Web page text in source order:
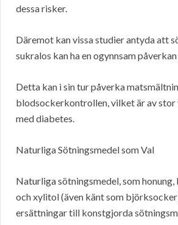
dessa risker.
Däremot kan vissa studier antyda att
sukralos kan ha en ogynnsam
Detta kan i sin tur påverka
blodsockerkontrollen, vilket är av
med diabetes.
Naturliga Sötningsmedel som Val
Naturliga sötningsmedel, som
och xylitol (även känt som
ersättningar till konstgjorda